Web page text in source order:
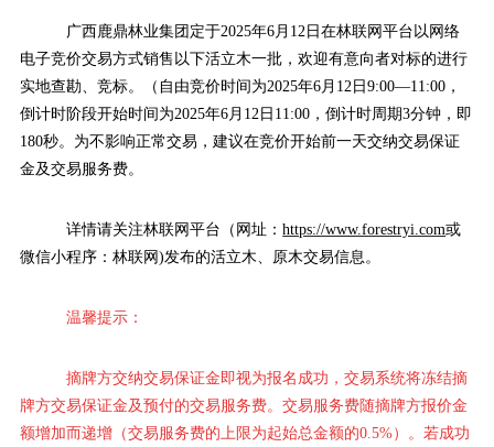
广西鹿鼎林业集团定于2025年6月12日在林联网平台以网络
电子竞价交易方式销售以下活立木一批，欢迎有意向者对标的进行
实地查勘、竞标。（自由竞价时间为2025年6月12日9:00—11:00，
倒计时阶段开始时间为2025年6月12日11:00，倒计时周期3分钟，即
180秒。为不影响正常交易，建议在竞价开始前一天交纳交易保证
金及交易服务费。
详情请关注林联网平台（网址：https://www.forestryi.com或
微信小程序：林联网 )发布的活立木、原木交易信息。
温馨提示：
摘牌方交纳交易保证金即视为报名成功，交易系统将冻结摘
牌方交易保证金及预付的交易服务费。交易服务费随摘牌方报价金
额增加而递增（交易服务费的上限为起始总金额的0.5%）。若成功